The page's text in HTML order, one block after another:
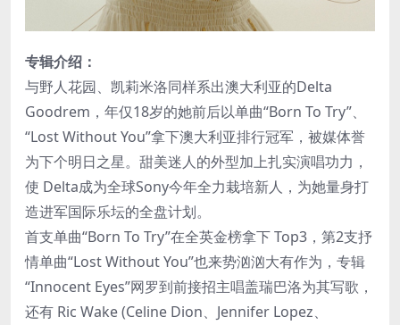
专辑介绍：
与野人花园、凯莉米洛同样系出澳大利亚的Delta
Goodrem，年仅18岁的她前后以单曲“Born To Try”、
“Lost Without You”拿下澳大利亚排行冠军，被媒体誉
为下个明日之星。甜美迷人的外型加上扎实演唱功力，
使 Delta成为全球Sony今年全力栽培新人，为她量身打
造进军国际乐坛的全盘计划。
首支单曲“Born To Try”在全英金榜拿下 Top3，第2支抒
情单曲“Lost Without You”也来势汹汹大有作为，专辑
“Innocent Eyes”网罗到前接招主唱盖瑞巴洛为其写歌，
还有 Ric Wake (Celine Dion、Jennifer Lopez、